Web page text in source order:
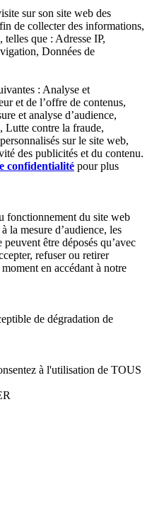
sur son site web des
de collecter des informations,
telles que : Adresse IP,
Données de
: Analyse et
et de l’offre de contenus,
et analyse d’audience,
Lutte contre la fraude,
sur le site web,
des publicités et du contenu.
confidentialité pour plus
fonctionnement du site web
la mesure d’audience, les
être déposés qu’avec
refuser ou retirer
en accédant à notre
de dégradation de
à l'utilisation de TOUS